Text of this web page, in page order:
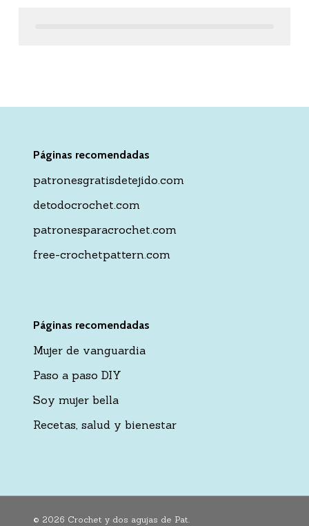
Páginas recomendadas
patronesgratisdetejido.com
detodocrochet.com
patronesparacrochet.com
free-crochetpattern.com
Páginas recomendadas
Mujer de vanguardia
Paso a paso DIY
Soy mujer bella
Recetas, salud y bienestar
© 2026 Crochet y dos agujas de Pat.